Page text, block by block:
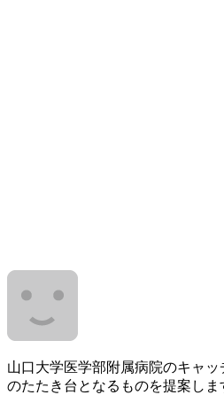
山口大学医学部附属病院のキャッ
のたたき台となるものを提案しま